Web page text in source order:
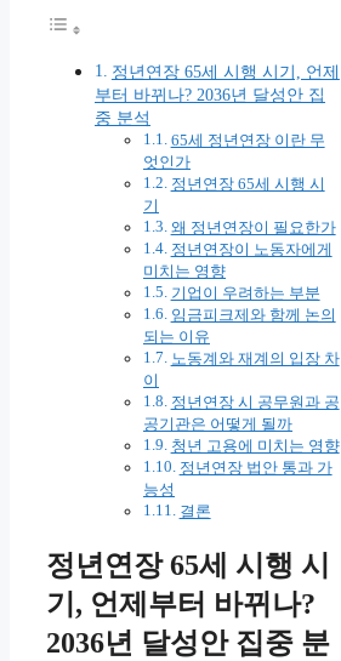
정년연장 65세 시행 시기, 언제
부터 바뀌나? 2036년 달성안 집
중 분석
65세 정년연장 이란 무
엇인가
정년연장 65세 시행 시
기
왜 정년연장이 필요한가
정년연장이 노동자에게
미치는 영향
기업이 우려하는 부분
임금피크제와 함께 논의
되는 이유
노동계와 재계의 입장 차
이
정년연장 시 공무원과 공
공기관은 어떻게 될까
청년 고용에 미치는 영향
정년연장 법안 통과 가
능성
결론
정년연장 65세 시행 시
기, 언제부터 바뀌나?
2036년 달성안 집중 분